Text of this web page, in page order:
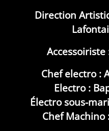
Direction
Chef electro :
Electro :
Électro sous-
Chef